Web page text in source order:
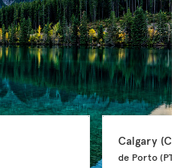
Calgary (CA)
de Porto (PT)